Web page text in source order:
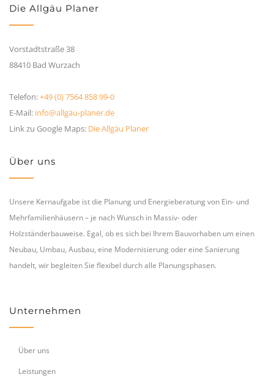
Die Allgäu Planer
Vorstadtstraße 38
88410 Bad Wurzach
Telefon:+49 (0) 7564 858 99-0
E-Mail: info@allgäu-planer.de
Link zu Google Maps: Die Allgäu Planer
Über uns
Unsere Kernaufgabe ist die Planung und Energieberatung von Ein- und
Mehrfamilienhäusern – je nach Wunsch in Massiv- oder
Holzständerbauweise. Egal, ob es sich bei Ihrem Bauvorhaben um einen
Neubau, Umbau, Ausbau, eine Modernisierung oder eine Sanierung
handelt, wir begleiten Sie flexibel durch alle Planungsphasen.
Unternehmen
Über uns
Leistungen